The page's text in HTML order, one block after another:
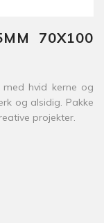
70X100
hvid kerne og
og alsidig. Pakke
projekter.